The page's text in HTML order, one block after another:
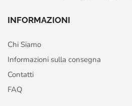
INFORMAZIONI
Chi Siamo
Informazioni sulla consegna
Contatti
FAQ